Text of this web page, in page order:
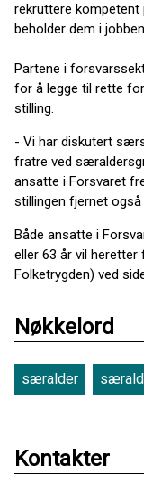
rekruttere kompetent
beholder dem i
Partene i
for å legge til rette
stilling.
- Vi har diskutert
fratre ved
ansatte i Forsvaret
stillingen fjernet
Både ansatte i
eller 63 år vil heretter
Folketrygden) ved
Nøkkelord
særalder
Kontakter